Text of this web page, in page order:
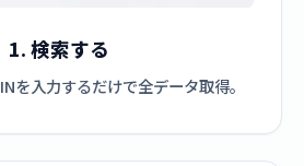
1. 検索する
を入力するだけで全データ取得。